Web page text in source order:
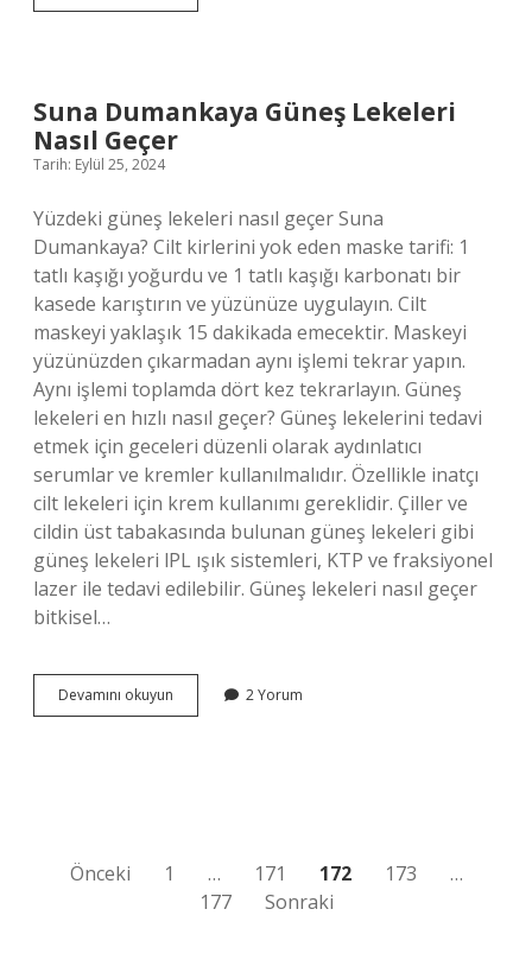
Nur
Suna Dumankaya Güneş Lekeleri
Nasıl Geçer
Tarih: Eylül 25, 2024
Yüzdeki güneş lekeleri nasıl geçer Suna
Dumankaya? Cilt kirlerini yok eden maske tarifi: 1
tatlı kaşığı yoğurdu ve 1 tatlı kaşığı karbonatı bir
kasede karıştırın ve yüzünüze uygulayın. Cilt
maskeyi yaklaşık 15 dakikada emecektir. Maskeyi
yüzünüzden çıkarmadan aynı işlemi tekrar yapın.
Aynı işlemi toplamda dört kez tekrarlayın. Güneş
lekeleri en hızlı nasıl geçer? Güneş lekelerini tedavi
etmek için geceleri düzenli olarak aydınlatıcı
serumlar ve kremler kullanılmalıdır. Özellikle inatçı
cilt lekeleri için krem ​​kullanımı gereklidir. Çiller ve
cildin üst tabakasında bulunan güneş lekeleri gibi
güneş lekeleri lPL ışık sistemleri, KTP ve fraksiyonel
lazer ile tedavi edilebilir. Güneş lekeleri nasıl geçer
bitkisel…
Devamını okuyun
Dumankaya
2 Yorum
Yazı
sayfalaması
Önceki 1 … 171 172 173
…
177
Sonraki